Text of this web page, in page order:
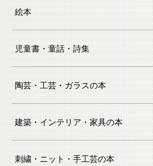
絵本
児童書・童話・詩集
陶芸・工芸・ガラスの本
建築・インテリア・家具の本
刺繍・ニット・手工芸の本